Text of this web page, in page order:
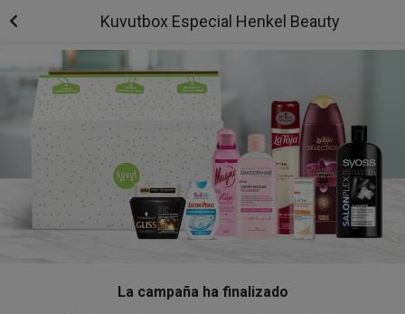
Kuvutbox Especial Henkel Beauty
La campaña ha finalizado